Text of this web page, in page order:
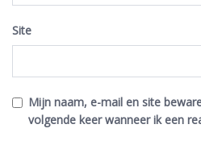
Site
Mijn naam, e-mail en site
volgende keer wanneer ik een